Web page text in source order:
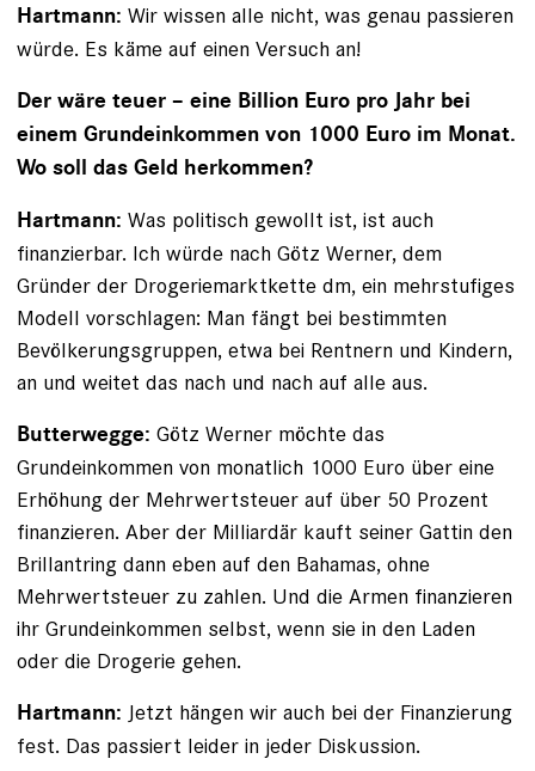
Hartmann: Wir wissen alle nicht, was genau passieren
würde. Es käme auf einen Versuch an!
Der wäre teuer – eine Billion Euro pro Jahr bei
einem Grundeinkommen von 1000 Euro im Monat.
Wo soll das Geld herkommen?
Hartmann: Was politisch gewollt ist, ist auch
finanzierbar. Ich würde nach Götz Werner, dem
Gründer der Drogeriemarktkette dm, ein mehrstufiges
Modell vorschlagen: Man fängt bei bestimmten
Bevölkerungsgruppen, etwa bei Rentnern und Kindern,
an und weitet das nach und nach auf alle aus.
Butterwegge: Götz Werner möchte das
Grundeinkommen von monatlich 1000 Euro über eine
Erhöhung der Mehrwertsteuer auf über 50 Prozent
finanzieren. Aber der ­Milliardär kauft seiner Gattin den
Brillantring dann eben auf den Bahamas, ohne
Mehrwertsteuer zu zahlen. Und die Armen finanzieren
ihr Grundeinkommen selbst, wenn sie in den Laden
oder die Drogerie gehen.
Hartmann: Jetzt hängen wir auch bei der Finanzierung
fest. Das passiert leider in jeder Diskussion.